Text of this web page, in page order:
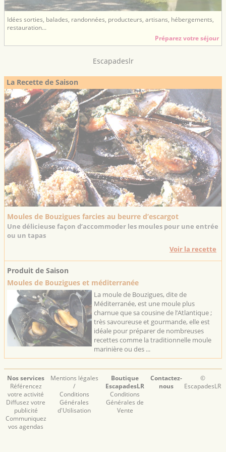
Idées sorties, balades, randonnées, producteurs, artisans, hébergements,
restauration...
Préparez votre séjour
Escapadeslr
La Recette de Saison
Moules de Bouzigues farcies au beurre d’escargot
Une délicieuse façon d’accommoder les moules pour une entrée
ou un tapas
Voir la recette
Produit de Saison
Moules de Bouzigues et méditerranée
La moule de Bouzigues, dite de
Méditerranée, est une moule plus
charnue que sa cousine de l’Atlantique ;
très savoureuse et gourmande, elle est
idéale pour préparer de nombreuses
recettes comme la traditionnelle moule
marinière ou des ...
Nos services
Référencez
votre activité
Diffusez votre
publicité
Communiquez
vos agendas
Mentions légales
/
Conditions
Générales
d'Utilisation
Boutique
EscapadesLR
Conditions
Générales de
Vente
Contactez-
nous
©
EscapadesLR